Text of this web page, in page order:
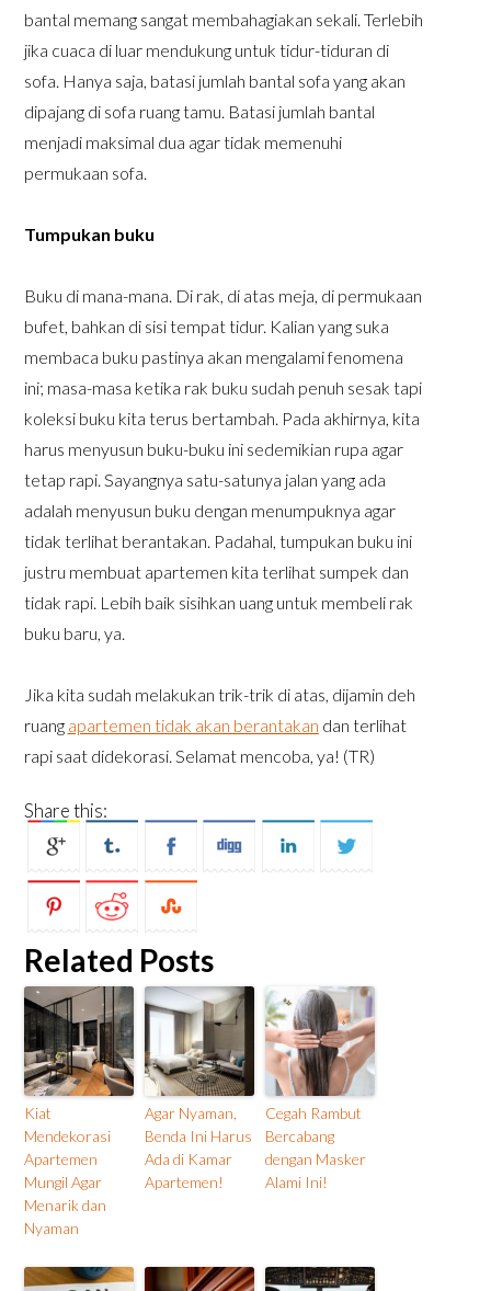
bantal memang sangat membahagiakan sekali. Terlebih
jika cuaca di luar mendukung untuk tidur-tiduran di
sofa. Hanya saja, batasi jumlah bantal sofa yang akan
dipajang di sofa ruang tamu. Batasi jumlah bantal
menjadi maksimal dua agar tidak memenuhi
permukaan sofa.
Tumpukan buku
Buku di mana-mana. Di rak, di atas meja, di permukaan
bufet, bahkan di sisi tempat tidur. Kalian yang suka
membaca buku pastinya akan mengalami fenomena
ini; masa-masa ketika rak buku sudah penuh sesak tapi
koleksi buku kita terus bertambah. Pada akhirnya, kita
harus menyusun buku-buku ini sedemikian rupa agar
tetap rapi. Sayangnya satu-satunya jalan yang ada
adalah menyusun buku dengan menumpuknya agar
tidak terlihat berantakan. Padahal, tumpukan buku ini
justru membuat apartemen kita terlihat sumpek dan
tidak rapi. Lebih baik sisihkan uang untuk membeli rak
buku baru, ya.
Jika kita sudah melakukan trik-trik di atas, dijamin deh
ruang apartemen tidak akan berantakan dan terlihat
rapi saat didekorasi. Selamat mencoba, ya! (TR)
Share this:
Related Posts
Kiat
Mendekorasi
Apartemen
Mungil Agar
Menarik dan
Nyaman
Agar Nyaman,
Benda Ini Harus
Ada di Kamar
Apartemen!
Cegah Rambut
Bercabang
dengan Masker
Alami Ini!